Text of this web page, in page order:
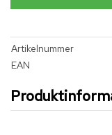
Artikelnummer
EAN